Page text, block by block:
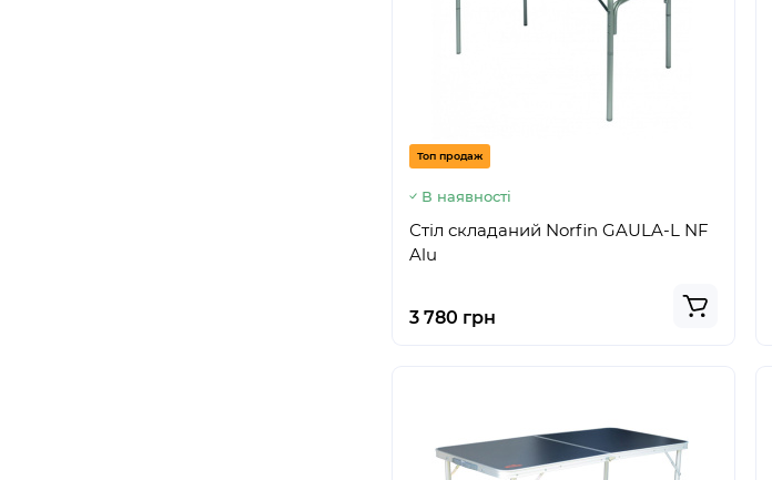
Топ продаж
В наявності
Стіл складаний Norfin GAULA-L NF
Alu
3 780 грн